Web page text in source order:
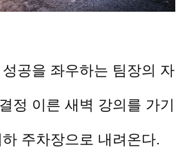
공을 좌우하는 팀장의 자
정 이른 새벽 강의를 가기
주차장으로 내려온다.